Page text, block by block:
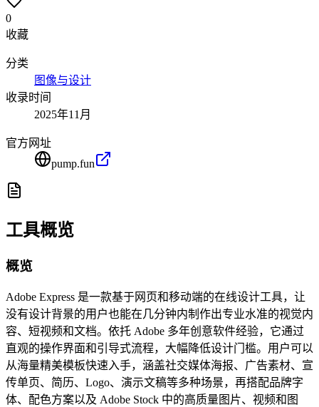
0
收藏
分类
图像与设计
收录时间
2025年11月
官方网址
pump.fun
工具概览
概览
Adobe Express 是一款基于网页和移动端的在线设计工具，让
没有设计背景的用户也能在几分钟内制作出专业水准的视觉内
容、短视频和文档。依托 Adobe 多年创意软件经验，它通过
直观的操作界面和引导式流程，大幅降低设计门槛。用户可以
从海量精美模板快速入手，涵盖社交媒体海报、广告素材、宣
传单页、简历、Logo、演示文稿等多种场景，再搭配品牌字
体、配色方案以及 Adobe Stock 中的高质量图片、视频和图